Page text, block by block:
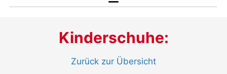
Kinderschuhe:
Zurück zur Übersicht